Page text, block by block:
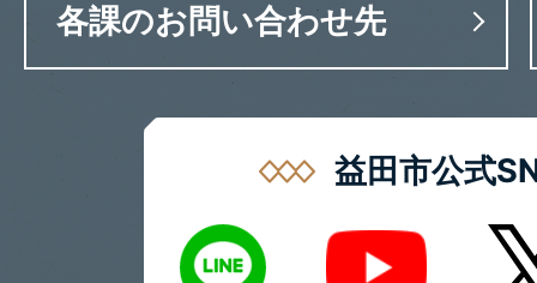
各課のお問い合わせ先
益田市公式
LINE
Youtube X